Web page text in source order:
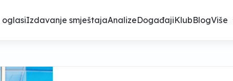
oglasiIzdavanje smještajaAnalizeDogađajiKlubBlogViše